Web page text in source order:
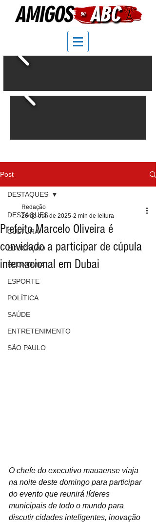
Post
DESTAQUES
CULTURA
EDUCAÇÃO
ECONOMIA
ESPORTE
POLÍTICA
SAÚDE
ENTRETENIMENTO
SÃO PAULO
DESTAQUES
Prefeito Marcelo Oliveira é
convidado a participar de cúpula
internacional em Dubai
Redação
26 de out. de 2025 2 min de leitura
O chefe do executivo mauaense viaja
na noite deste domingo para participar
do evento que reunirá líderes
municipais de todo o mundo para
discutir cidades inteligentes, inovação